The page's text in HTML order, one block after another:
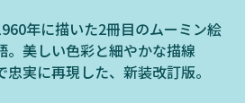
年に描いた2冊目のムーミン絵
。美しい色彩と細やかな描線
実に再現した、新装改訂版。